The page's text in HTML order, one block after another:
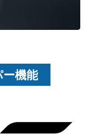
機能